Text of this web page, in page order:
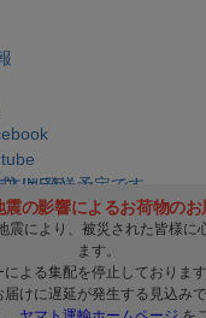
LINE@
文は発送予定です。
日内で発送!! ※お取寄せ商